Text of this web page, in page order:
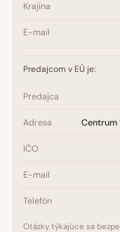
Krajina
E-mail
Predajcom v EÚ je:
Predajca
Adresa Centrum
IČO
E-mail
Telefón
Otázky týkajúce sa